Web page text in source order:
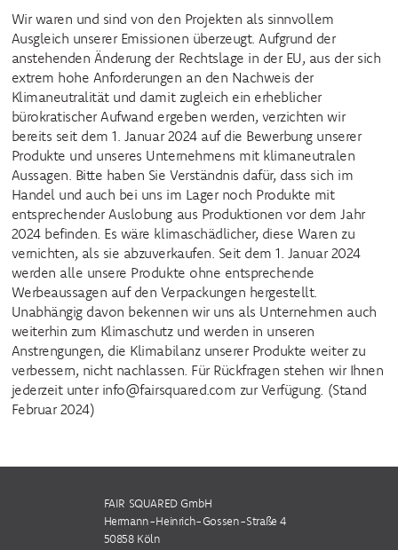
Wir waren und sind von den Projekten als sinnvollem
Ausgleich unserer Emissionen überzeugt. Aufgrund der
anstehenden Änderung der Rechtslage in der EU, aus der sich
extrem hohe Anforderungen an den Nachweis der
Klimaneutralität und damit zugleich ein erheblicher
bürokratischer Aufwand ergeben werden, verzichten wir
bereits seit dem 1. Januar 2024 auf die Bewerbung unserer
Produkte und unseres Unternehmens mit klimaneutralen
Aussagen. Bitte haben Sie Verständnis dafür, dass sich im
Handel und auch bei uns im Lager noch Produkte mit
entsprechender Auslobung aus Produktionen vor dem Jahr
2024 befinden. Es wäre klimaschädlicher, diese Waren zu
vernichten, als sie abzuverkaufen. Seit dem 1. Januar 2024
werden alle unsere Produkte ohne entsprechende
Werbeaussagen auf den Verpackungen hergestellt.
Unabhängig davon bekennen wir uns als Unternehmen auch
weiterhin zum Klimaschutz und werden in unseren
Anstrengungen, die Klimabilanz unserer Produkte weiter zu
verbessern, nicht nachlassen. Für Rückfragen stehen wir Ihnen
jederzeit unter info@fairsquared.com zur Verfügung. (Stand
Februar 2024)
FAIR SQUARED GmbH
Hermann-Heinrich-Gossen-Straße 4
50858 Köln